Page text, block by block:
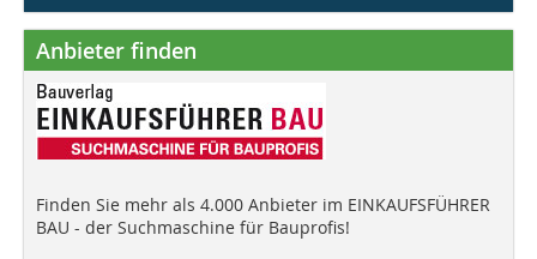
Anbieter finden
Finden Sie mehr als 4.000 Anbieter im EINKAUFSFÜHRER
BAU - der Suchmaschine für Bauprofis!